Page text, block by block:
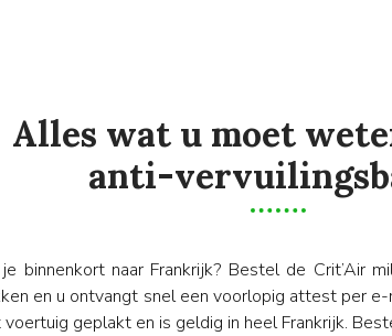
Alles wat u moet
anti-
je binnenkort naar Frankrijk? Bestel de Crit’Air
en u ontvangt snel een voorlopig attest per
voertuig geplakt en is geldig in heel Frankrijk.